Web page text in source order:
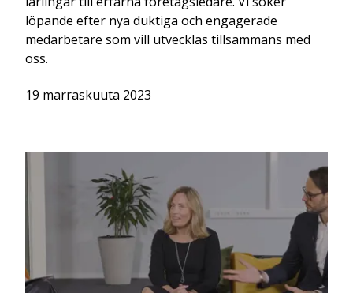
löpande efter nya duktiga och engagerade
medarbetare som vill utvecklas tillsammans med
oss.
19 marraskuuta 2023